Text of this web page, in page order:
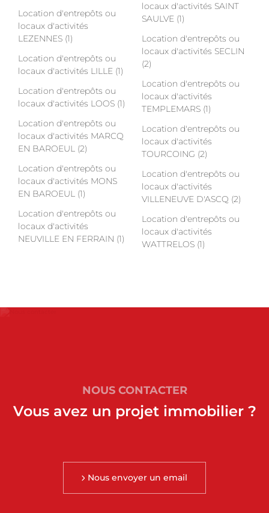
Location d'entrepôts ou
locaux d'activités
LEZENNES (1)
Location d'entrepôts ou
locaux d'activités LILLE (1)
Location d'entrepôts ou
locaux d'activités LOOS (1)
Location d'entrepôts ou
locaux d'activités MARCQ
EN BAROEUL (2)
Location d'entrepôts ou
locaux d'activités MONS
EN BAROEUL (1)
Location d'entrepôts ou
locaux d'activités
NEUVILLE EN FERRAIN (1)
locaux d'activités SAINT
SAULVE (1)
Location d'entrepôts ou
locaux d'activités SECLIN
(2)
Location d'entrepôts ou
locaux d'activités
TEMPLEMARS (1)
Location d'entrepôts ou
locaux d'activités
TOURCOING (2)
Location d'entrepôts ou
locaux d'activités
VILLENEUVE D'ASCQ (2)
Location d'entrepôts ou
locaux d'activités
WATTRELOS (1)
NOUS CONTACTER
Vous avez un projet immobilier ?
Nous envoyer un email